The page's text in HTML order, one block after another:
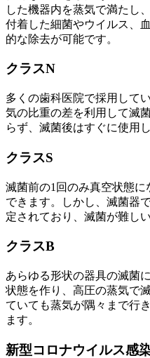
した機器内を蒸気で満たし
付着した細菌やウイルス、
的な除去が可能です。
クラスN
多くの歯科医院で採用して
気の比重の差を利用して滅
らず、滅菌後はすぐに使用
クラスS
滅菌前の1回のみ真空状態
できます。しかし、滅菌器
定されており、滅菌が難し
クラスB
あらゆる形状の器具の滅菌
状態を作り、高圧の蒸気で
ていても蒸気が隅々まで行
ます。
新型コロナウイルス感